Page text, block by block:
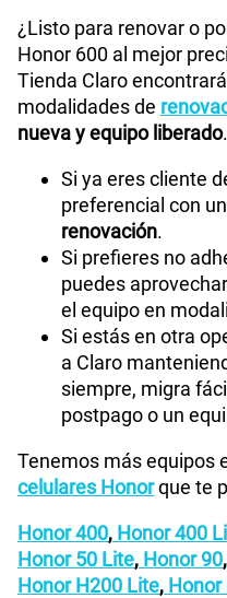
¿Listo para renovar o
Honor 600 al mejor
Tienda Claro
modalidades de
nueva y equipo liberado.
Si ya eres cliente
preferencial con
renovación.
Si prefieres no
puedes
el equipo en
Si estás en otra
a Claro
siempre, migra
postpago o un
Tenemos más equipos
celulares Honorque te
Honor 400, Honor 400
Honor 50 Lite, Honor 90,
Honor H200 Lite, Honor